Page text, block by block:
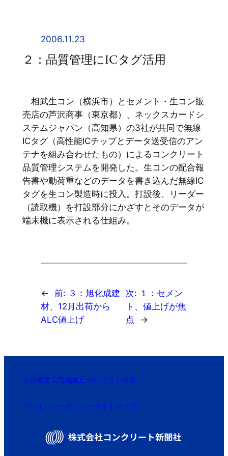
2006.11.23
２：品質管理にICタグ活用
相武生コン（横浜市）とセメント・生コン販
売店の芦沢商事（東京都）、ネックスカードシ
ステムジャパン（高知県）の3社が共同で無線
ICタグ（高性能ICチップとデータ送受信のアン
テナを組み合わせたもの）によるコンクリート
品質管理システムを開発した。生コンの配合報
告書や動荷重などのデータを書き込んだ無線IC
タグを生コン製造時に投入。打設後、リーダー
（読取機）を打設部分にかざすとそのデータが
端末機に表示される仕組み。
← 前: ３：旭化成建
材、12月出荷から
ALC値上げ
次: １：セメン
ト、値上げが焦
点
→
会社概要広告掲載について リンク集
プライバシーポリシーサイトマップ